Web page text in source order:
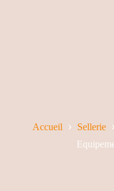
Accueil Sellerie